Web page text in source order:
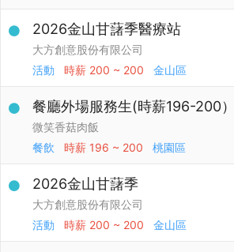
2026金山甘藷季醫療站
大方創意股份有限公司
活動
時薪 200 ~ 200 金山區
餐廳外場服務生(時薪196-200）
微笑香菇肉飯
餐飲
時薪 196 ~ 200 桃園區
2026金山甘藷季
大方創意股份有限公司
活動
時薪 200 ~ 200 金山區